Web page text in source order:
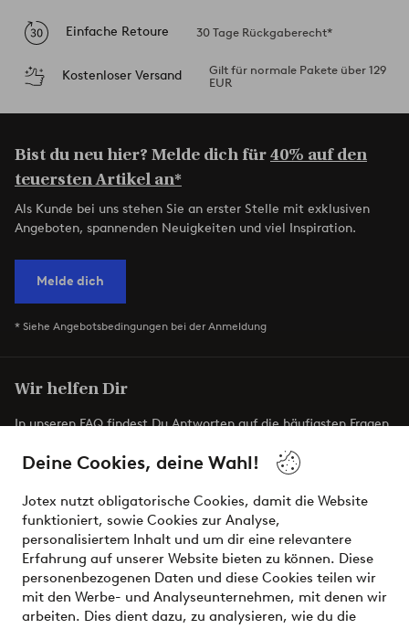
Deine Cookies, deine Wahl!
Jotex nutzt obligatorische Cookies, damit die Website
funktioniert, sowie Cookies zur Analyse,
personalisiertem Inhalt und um dir eine relevantere
Erfahrung auf unserer Website bieten zu können. Diese
personenbezogenen Daten und diese Cookies teilen wir
mit den Werbe- und Analyseunternehmen, mit denen wir
arbeiten. Dies dient dazu, zu analysieren, wie du die
Einfache Retoure 30 Tage Rückgaberecht*
Kostenloser Versand
Gilt für normale Pakete über 129
EUR
Bist du neu hier? Melde dich für40% auf den
teuersten Artikel an*
Als Kunde bei uns stehen Sie an erster Stelle mit exklusiven
Angeboten, spannenden Neuigkeiten und viel Inspiration.
Melde dich
* Siehe Angebotsbedingungen bei der Anmeldung
Wir helfen Dir
In unseren FAQ findest Du Antworten auf die häufigsten Fragen.
kannst.
Kundenservice Bestellung
Meine Konto